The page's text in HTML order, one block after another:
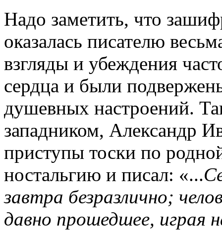
Надо заметить, что
оказалась писателю
взгляды и убеждения
сердца и были
душевных настроений.
западником, Александр
приступы тоски по
ностальгию и писал: «...
завтра безразлично;
давно прошедшее, играя